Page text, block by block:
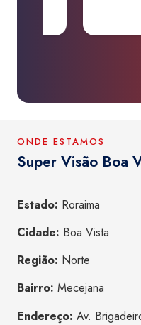
ONDE ESTAMOS
Super Visão Boa
Estado: Roraima
Cidade: Boa Vista
Região: Norte
Bairro: Mecejana
Endereço: Av.